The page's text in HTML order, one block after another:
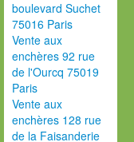
boulevard Suchet
75016 Paris
Vente aux
enchères 92 rue
de l'Ourcq 75019
Paris
Vente aux
enchères 128 rue
de la Faisanderie